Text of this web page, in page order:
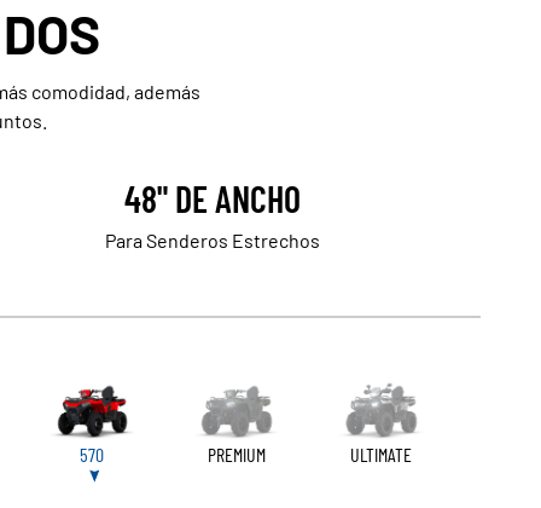
comodidad, además
48" DE ANCHO
Para Senderos Estrechos
570 PREMIUM ULTIMATE